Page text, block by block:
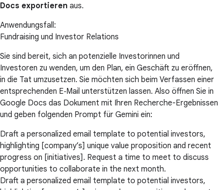
Docs exportieren aus.
Anwendungsfall:
Fundraising und Investor Relations
Sie sind bereit, sich an potenzielle Investorinnen und
Investoren zu wenden, um den Plan, ein Geschäft zu eröffnen,
in die Tat umzusetzen. Sie möchten sich beim Verfassen einer
entsprechenden E‑Mail unterstützen lassen. Also öffnen Sie in
Google Docs das Dokument mit Ihren Recherche-Ergebnissen
und geben folgenden Prompt für Gemini ein:
Draft a personalized email template to potential investors,
highlighting [company’s] unique value proposition and recent
progress on [initiatives]. Request a time to meet to discuss
opportunities to collaborate in the next month.
Draft a personalized email template to potential investors,